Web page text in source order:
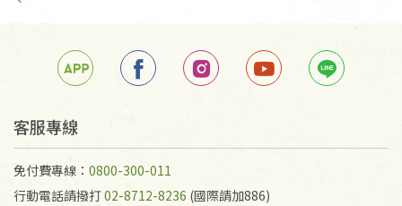
若未保持原包裝方式或未使用原箱退回，導致書籍有
任何折損、磨損、污損或凹角，將不接受退貨，也不
不接受退貨之手抄稿，為敬重法寶故，里仁網購無法
代為結緣處理等。 若需將手抄稿寄還給消費者，因而
產生的運費100元/箱將由消費者負擔。
客服專線
免付費專線： 0800-300-011
行動電話請撥打02-8712-8236 (國際請加886)